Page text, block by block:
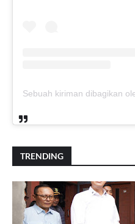
TRENDING